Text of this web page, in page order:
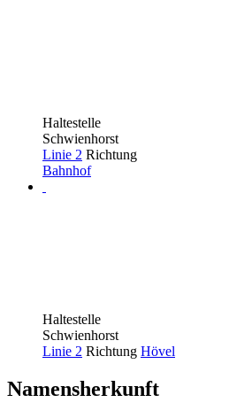
Haltestelle
Schwienhorst
Linie 2 Richtung
Bahnhof
Haltestelle
Schwienhorst
Linie 2 Richtung Hövel
Namensherkunft